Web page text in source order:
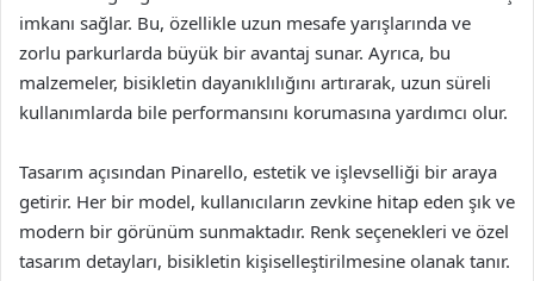
imkanı sağlar. Bu, özellikle uzun mesafe yarışlarında ve
zorlu parkurlarda büyük bir avantaj sunar. Ayrıca, bu
malzemeler, bisikletin dayanıklılığını artırarak, uzun süreli
kullanımlarda bile performansını korumasına yardımcı olur.
Tasarım açısından Pinarello, estetik ve işlevselliği bir araya
getirir. Her bir model, kullanıcıların zevkine hitap eden şık ve
modern bir görünüm sunmaktadır. Renk seçenekleri ve özel
tasarım detayları, bisikletin kişiselleştirilmesine olanak tanır.